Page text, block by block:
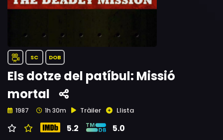
SC DOB
Els dotze del patíbul: Missió
mortal
1987 1h 30m Tràiler Llista
5.2 5.0